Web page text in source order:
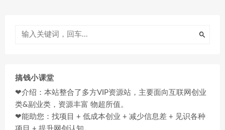
搞钱小课堂
❤介绍：本站整合了多方VIP资源站，主要面向互联网创业
类&副业类，资源丰富 物超所值。
❤能助您：找项目 + 低成本创业 + 减少信息差 + 见识各种